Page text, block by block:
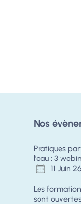
Nos
Pratiques
l'eau : 3
11 Juin 26
Les
sont